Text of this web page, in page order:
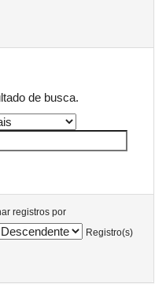
de busca.
registros por
Registro(s)